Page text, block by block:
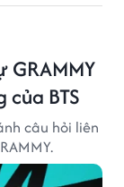
GRAMMY
BTS
câu hỏi liên